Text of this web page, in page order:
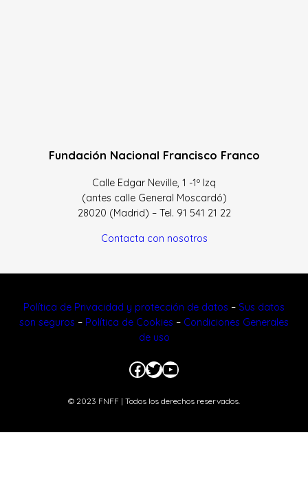
Fundación Nacional Francisco Franco
Calle Edgar Neville, 1 -1º Izq
(antes calle General Moscardó)
28020 (Madrid) – Tel. 91 541 21 22
Contacta con nosotros
Política de Privacidad y protección de datos – Sus datos
son seguros – Política de Cookies – Condiciones Generales
de uso
Facebook
Twitter
YouTube
© 2023 FNFF | Todos los derechos reservados.